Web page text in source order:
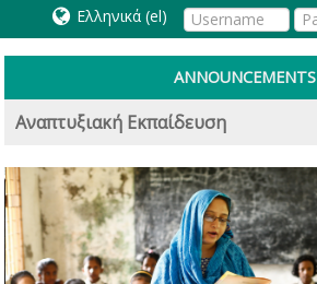
Ελληνικά ‎(el)‎
ANNOUNCEMENTS
Αναπτυξιακή Εκπαίδευση